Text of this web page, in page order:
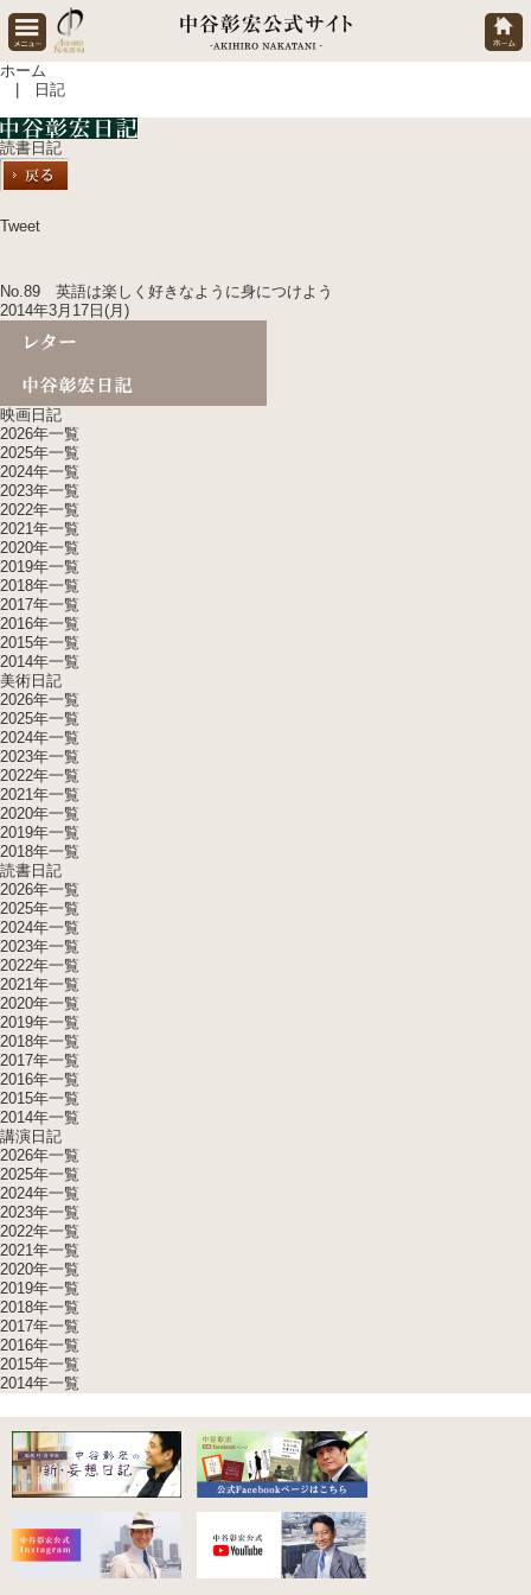
ホーム
| 日記
読書日記
Tweet
No.89 英語は楽しく好きなように身につけよう
2014年3月17日(月)
映画日記
2026年一覧
2025年一覧
2024年一覧
2023年一覧
2022年一覧
2021年一覧
2020年一覧
2019年一覧
2018年一覧
2017年一覧
2016年一覧
2015年一覧
2014年一覧
美術日記
2026年一覧
2025年一覧
2024年一覧
2023年一覧
2022年一覧
2021年一覧
2020年一覧
2019年一覧
2018年一覧
読書日記
2026年一覧
2025年一覧
2024年一覧
2023年一覧
2022年一覧
2021年一覧
2020年一覧
2019年一覧
2018年一覧
2017年一覧
2016年一覧
2015年一覧
2014年一覧
講演日記
2026年一覧
2025年一覧
2024年一覧
2023年一覧
2022年一覧
2021年一覧
2020年一覧
2019年一覧
2018年一覧
2017年一覧
2016年一覧
2015年一覧
2014年一覧